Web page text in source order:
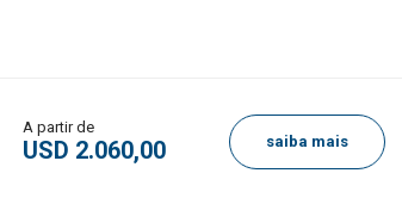
A partir de
USD 2.060,00 saiba mais